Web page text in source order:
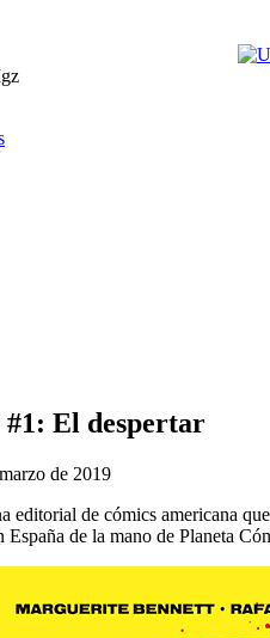
El despertar
de 2019
editorial de cómics americana
España de la mano de Planeta